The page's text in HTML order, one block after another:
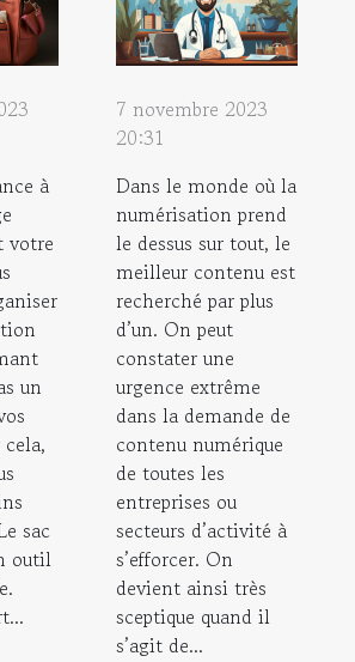
à
votre
un
sac
outil
7 novembre 2023
20:31
Dans le monde où la
numérisation prend
le dessus sur tout, le
meilleur contenu est
recherché par plus
d’un. On peut
constater une
urgence extrême
dans la demande de
contenu numérique
de toutes les
entreprises ou
secteurs d’activité à
s’efforcer. On
devient ainsi très
sceptique quand il
s’agit de...